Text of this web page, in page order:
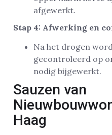
afgewerkt.
Stap 4: Afwerking en
Na het drogen
gecontroleerd op
nodig bijgewerkt.
Sauzen van
Haag